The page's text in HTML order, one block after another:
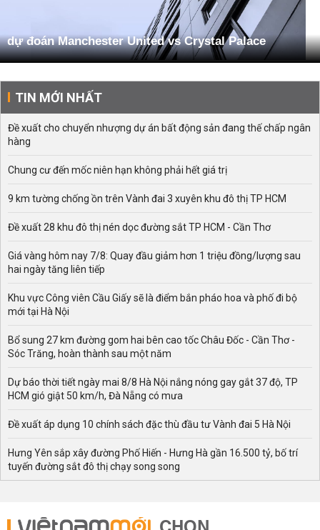
dự đoán Manchester United vs Crystal Palace
TIN MỚI NHẤT
Đề xuất cho chuyển nhượng dự án bất động sản đang thế chấp ngân
hàng
Chung cư đến mốc niên hạn không phải hết giá trị
9 km tường chống ồn trên Vành đai 3 xuyên khu đô thị TP HCM
Đề xuất 28 khu đô thị nén dọc đường sắt TP HCM - Cần Thơ
Giá vàng hôm nay 7/8: Quay đầu giảm hơn 1 triệu đồng/lượng sau
hai ngày tăng liên tiếp
Khu vực Công viên Cầu Giấy sẽ là điểm bắn pháo hoa và phố đi bộ
mới tại Hà Nội
Bổ sung 27 km đường gom hai bên cao tốc Châu Đốc - Cần Thơ -
Sóc Trăng, hoàn thành sau một năm
Dự báo thời tiết ngày mai 8/8 Hà Nội nắng nóng gay gắt 37 độ, TP
HCM gió giật 50 km/h, Đà Nẵng có mưa
Đề xuất áp dụng 10 chính sách đặc thù đầu tư Vành đai 5 Hà Nội
Hưng Yên sắp xây đường Phố Hiến - Hưng Hà gần 16.500 tỷ, bố trí
tuyến đường sắt đô thị chạy song song